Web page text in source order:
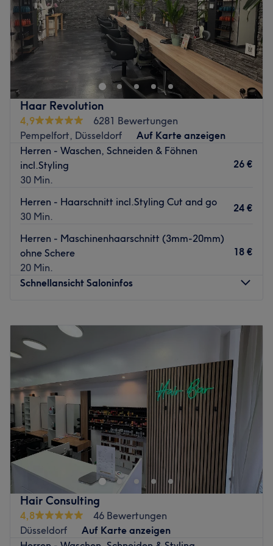
Produkte und Produktmarken: Redken, Augenmanufaktur.
Extras: Kostenloses WLAN und Getränke,
kinderfreundlich, Haustiere erlaubt, klimatisiert.
Zurück zur Salonansicht
Sonntag
Geschlossen
Haut lieben, Haut beobachten, Haut pflegen und nur von
den besten Produkten und Zutaten küssen lassen! Dein
Haut-Coach in der Schloßstraße 6 in Düsseldorf-
Pempelfort macht genau das! Ob jung oder alt, deine
Haut hat auch mal eine Auszeit verdient! Finde deinen
Wunschtermin jetzt ganz einfach online oder per App
über Treatwell und zeig deiner Haut, wie sehr du sie
schätzt.
Haar Revolution
4,9
6281 Bewertungen
Pempelfort, Düsseldorf
Auf Karte anzeigen
Herren - Waschen, Schneiden & Föhnen
incl.Styling
30 Min.
26 €
Herren - Haarschnitt incl.Styling Cut and go
30 Min.
24 €
Herren - Maschinenhaarschnitt (3mm-20mm)
ohne Schere
20 Min.
18 €
Schnellansicht Saloninfos
Dienstag
Mittwoch
10:00–19:00
Freitag
10:00 – 19:00
Samstag
09:00–16:00
Sonntag
Geschlossen
Im Herzen Pempelforts und nicht unweit der bekannten
Nordstraße befindet sich der Friseursalon Haar
Revolution mit revolutionären Services. Neugierige, die
ihr Haar lieben und es dementsprechend behandeln
wollen, sind hier goldrichtig. Buche deinen Wunschtermin
jetzt ganz entspannt online über Treatwell und freue dich
auf deine eigene Haar-Revolution.
Hair Consulting
4,8
46 Bewertungen
Düsseldorf
Auf Karte anzeigen